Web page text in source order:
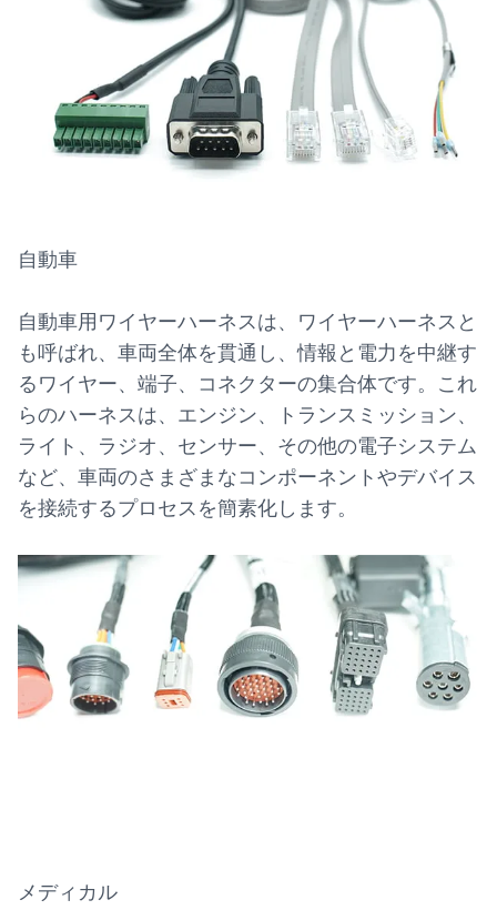
自動車
自動車用ワイヤーハーネスは、ワイヤーハーネスと
も呼ばれ、車両全体を貫通し、情報と電力を中継す
るワイヤー、端子、コネクターの集合体です。これ
らのハーネスは、エンジン、トランスミッション、
ライト、ラジオ、センサー、その他の電子システム
など、車両のさまざまなコンポーネントやデバイス
を接続するプロセスを簡素化します。
メディカル